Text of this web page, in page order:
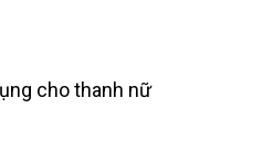
cho thanh nữ